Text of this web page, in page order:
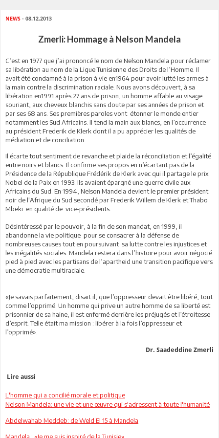
NEWS - 08.12.2013
Zmerli: Hommage à Nelson Mandela
C’est en 1977 que j’ai prononcé le nom de Nelson Mandela pour réclamer
sa libération au nom de la Ligue Tunisienne des Droits de l’Homme. Il
avait été condamné à la prison à vie en1964 pour avoir lutté les armes à
la main contre la discrimination raciale. Nous avons découvert, à sa
libération en1991 après 27 ans de prison, un homme affable au visage
souriant, aux cheveux blanchis sans doute par ses années de prison et
par ses 68 ans. Ses premières paroles vont étonner le monde entier
notamment les Sud Africains. Il tend la main aux blancs, en l’occurrence
au président Frederik de Klerk dont il a pu apprécier les qualités de
médiation et de conciliation.
Il écarte tout sentiment de revanche et plaide la réconciliation et l’égalité
entre noirs et blancs. Il confirme ses propos en n’écartant pas de la
Présidence de la République Frédérik de Klerk avec qui il partage le prix
Nobel de la Paix en 1993. Ils avaient épargné une guerre civile aux
Africains du Sud. En 1994, Nelson Mandela devient le premier président
noir de l'Afrique du Sud secondé par Frederik Willem de Klerk et Thabo
Mbeki en qualité de vice-présidents.
Désintéressé par le pouvoir, à la fin de son mandat, en 1999, il
abandonne la vie politique pour se consacrer à la défense de
nombreuses causes tout en poursuivant sa lutte contre les injustices et
les inégalités sociales. Mandela restera dans l’histoire pour avoir négocié
pied à pied avec les partisans de l’apartheid une transition pacifique vers
une démocratie multiraciale.
«Je savais parfaitement, disait il, que l’oppresseur devait être libéré, tout
comme l’opprimé. Un homme qui prive un autre homme de sa liberté est
prisonnier de sa haine, il est enfermé derrière les préjugés et l’étroitesse
d’esprit. Telle était ma mission : libérer à la fois l’oppresseur et
l’opprimé».
Dr. Saadeddine Zmerli
Lire aussi
L'homme qui a concilié morale et politique
Nelson Mandela: une vie et une œuvre qui s'adressent à toute l'humanité
Abdelwahab Meddeb: de Weld El 15 à Mandela